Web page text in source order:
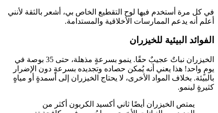
في كل مرة أستخدم فيها لوح التقطيع الخاص بي، أشعر بالثقة لأنني
أعلم أنه يدعم الممارسات الأخلاقية والمستدامة.
الفوائد البيئية للخيزران
الخيزران نباتٌ عجيبٌ حقًا. ينمو بسرعةٍ مذهلة، حتى 35 بوصة في
يومٍ واحد! هذا يعني أنه يُمكن حصاده وتجديده بسرعةٍ دون الإضرار
بالبيئة. بخلاف المواد الأخرى، لا يحتاج الخيزران إلى أسمدةٍ أو مياهٍ
كثيرةٍ لينمو.
يمتص الخيزران أيضًا ثاني أكسيد الكربون أكثر من